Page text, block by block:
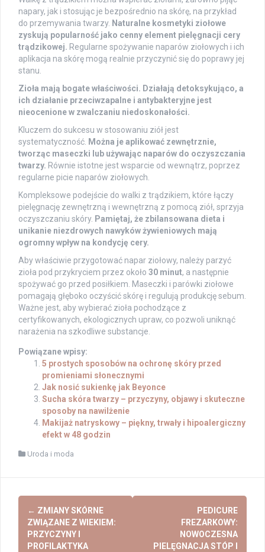
napary, jak i stosując je bezpośrednio na skórę, na przykład
do przemywania twarzy. Naturalne kosmetyki ziołowe
zyskują popularność jako cenny element pielęgnacji cery
trądzikowej. Regularne spożywanie naparów ziołowych i ich
aplikacja na skórę mogą realnie przyczynić się do poprawy jej
stanu.
Zioła mają bogate właściwości. Działają detoksykująco, a
ich działanie przeciwzapalne i antybakteryjne jest
nieocenione w zwalczaniu niedoskonałości.
Kluczem do sukcesu w stosowaniu ziół jest
systematyczność. Można je aplikować zewnętrznie,
tworząc maseczki lub używając naparów do oczyszczania
twarzy. Równie istotne jest wsparcie od wewnątrz, poprzez
regularne picie naparów ziołowych.
Kompleksowe podejście do walki z trądzikiem, które łączy
pielęgnację zewnętrzną i wewnętrzną z pomocą ziół, sprzyja
oczyszczaniu skóry. Pamiętaj, że zbilansowana dieta i
unikanie niezdrowych nawyków żywieniowych mają
ogromny wpływ na kondycję cery.
Aby właściwie przygotować napar ziołowy, należy parzyć
zioła pod przykryciem przez około 30 minut, a następnie
spożywać go przed posiłkiem. Maseczki i parówki ziołowe
pomagają głęboko oczyścić skórę i regulują produkcję sebum.
Ważne jest, aby wybierać zioła pochodzące z
certyfikowanych, ekologicznych upraw, co pozwoli uniknąć
narażenia na szkodliwe substancje.
Powiązane wpisy:
5 prostych sposobów na ochronę skóry przed
promieniami słonecznymi
Jak nosić sukienkę jak Beyonce
Sucha skóra twarzy – przyczyny, objawy i skuteczne
sposoby na nawilżenie
Makijaż natryskowy – piękny, trwały i hipoalergiczny
efekt w 48 godzin
Uroda i moda
Post
navigation
← ZMIANY SKÓRNE
ZWIĄZANE Z WIEKIEM:
PRZYCZYNY I
PROFILAKTYKA
PEDICURE
FREZARKOWY:
NOWOCZESNA
PIELĘGNACJA STÓP I